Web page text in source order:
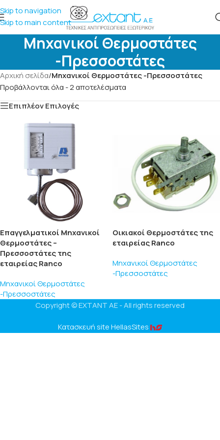
Skip to navigation
Skip to main content
Μηχανικοί Θερμοστάτες
-Πρεσσοστάτες
Αρχική σελίδα/Μηχανικοί Θερμοστάτες -Πρεσσοστάτες
Προβάλλονται όλα - 2 αποτελέσματα
Επιπλέον Επιλογές
Επαγγελματικοί Μηχανικοί
Θερμοστάτες –
Πρεσσοστάτες της
εταιρείας Ranco
Μηχανικοί Θερμοστάτες
-Πρεσσοστάτες
Οικιακοί Θερμοστάτες της
εταιρείας Ranco
Μηχανικοί Θερμοστάτες
-Πρεσσοστάτες
Copyright © EΧTANT AE - All rights reserved
Κατασκευή site HellasSites